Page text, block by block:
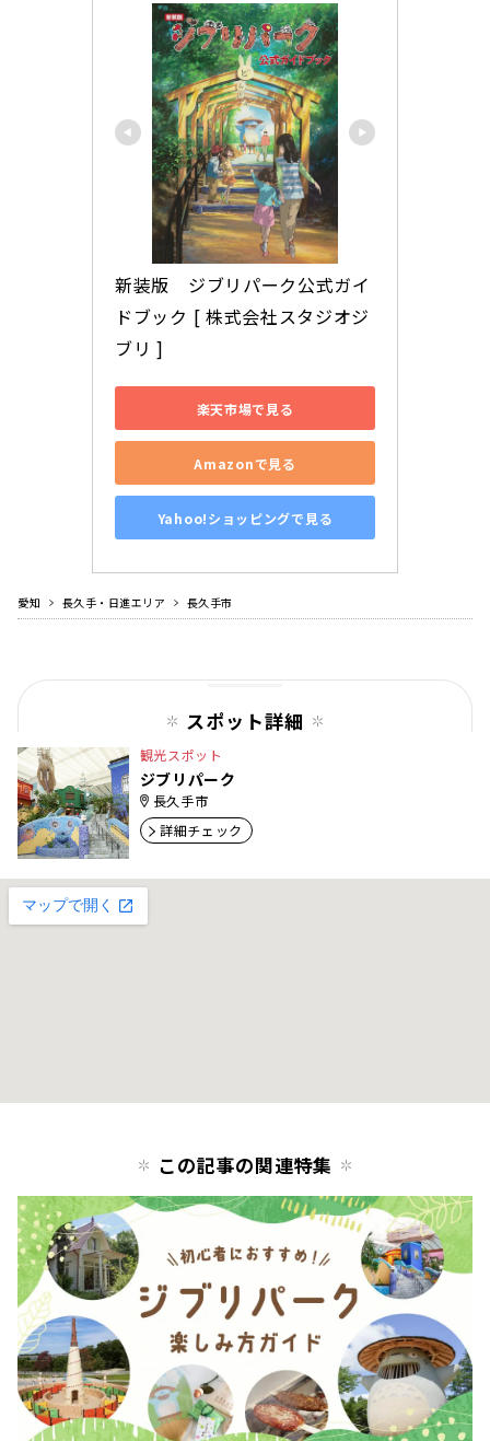
みに青春の丘にはロッカーがないため、北口案
内所のロッカー・クロークに預けましょう。
（ロッカーは西口案内所にも有）(function(b,
c,f,g,a,d,e){b.MoshimoAffiliateObject=a;b=
b||function(){arguments.currentScript=c.c
urrentScript||c.scripts;(b.q=b.q|...
新装版　ジブリパーク公式ガイ
ドブック [ 株式会社スタジオジ
ブリ ]
楽天市場で見る
Amazonで見る
Yahoo!ショッピングで見る
愛知 長久手・日進エリア 長久手市
スポット詳細
観光スポット
ジブリパーク
長久手市
詳細チェック
この記事の関連特集